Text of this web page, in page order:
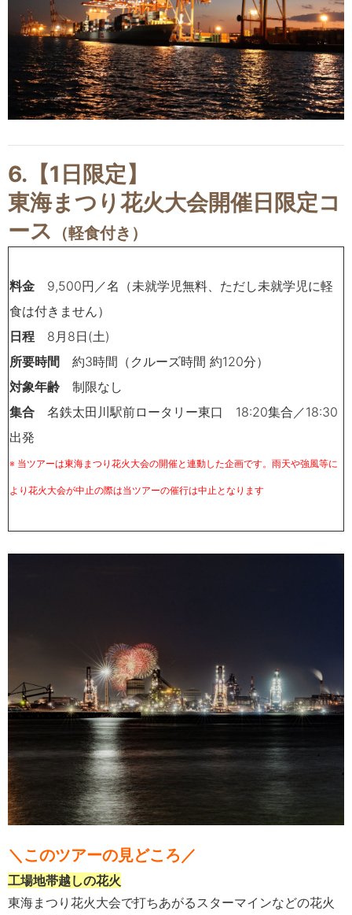
6.【1日限定】
東海まつり花火大会開催日限定コ
ース
（軽食付き）
料金 9,500円／名（未就学児無料、ただし未就学児に軽
食は付きません）
日程
8 月 8日(土)
所要時間 約3時間（クルーズ時間 約120分）
対象年齢 制限なし
集合 名鉄太田川駅前ロータリー東口 18:20集合／18:30
出発
※ 当ツアーは東海まつり花火大会の開催と連動した企画です。雨天や強風等に
より花火大会が中止の際は当ツアーの催行は中止となります
＼このツアーの見どころ／
工場地帯越しの花火
東海まつり花火大会で打ちあがるスターマインなどの花火